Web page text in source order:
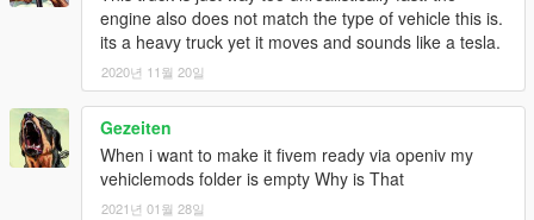
engine also does not match the type of vehicle this is.
its a heavy truck yet it moves and sounds like a tesla.
2020년 11월 20일
Gezeiten
When i want to make it fivem ready via openiv my
vehiclemods folder is empty Why is That
2021년 01월 28일